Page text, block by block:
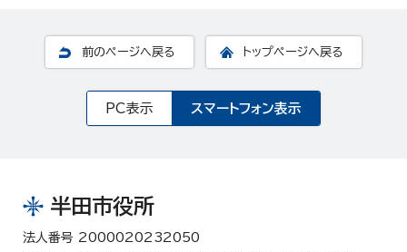
前のページへ戻る トップページへ戻る
PC表示 スマートフォン表示
半田市役所
法人番号 2000020232050